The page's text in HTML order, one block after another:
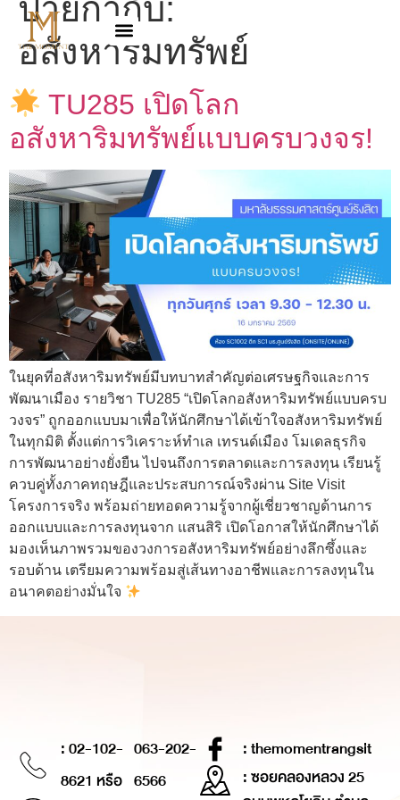
ป้ายกำกับ:
อสังหาริมทรัพย์
TU285 เปิดโลก
อสังหาริมทรัพย์แบบครบวงจร!
ในยุคที่อสังหาริมทรัพย์มีบทบาทสำคัญต่อเศรษฐกิจและการ
พัฒนาเมือง รายวิชา TU285 “เปิดโลกอสังหาริมทรัพย์แบบครบ
วงจร” ถูกออกแบบมาเพื่อให้นักศึกษาได้เข้าใจอสังหาริมทรัพย์
ในทุกมิติ ตั้งแต่การวิเคราะห์ทำเล เทรนด์เมือง โมเดลธุรกิจ
การพัฒนาอย่างยั่งยืน ไปจนถึงการตลาดและการลงทุน เรียนรู้
ควบคู่ทั้งภาคทฤษฎีและประสบการณ์จริงผ่าน Site Visit
โครงการจริง พร้อมถ่ายทอดความรู้จากผู้เชี่ยวชาญด้านการ
ออกแบบและการลงทุนจาก แสนสิริ เปิดโอกาสให้นักศึกษาได้
มองเห็นภาพรวมของวงการอสังหาริมทรัพย์อย่างลึกซึ้งและ
รอบด้าน เตรียมความพร้อมสู่เส้นทางอาชีพและการลงทุนใน
อนาคตอย่างมั่นใจ
: 02-102-
8621 หรือ
063-202-
6566
: themomentrangsit
: ซอยคลองหลวง 25